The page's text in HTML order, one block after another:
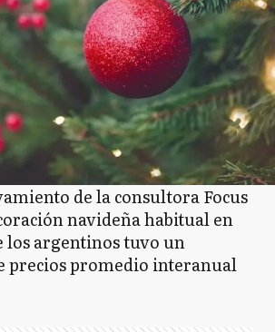
de la consultora Focus
navideña habitual en
los argentinos tuvo un
precios promedio interanual